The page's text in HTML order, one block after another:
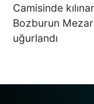
Camisinde
Bozburun
uğurlandı